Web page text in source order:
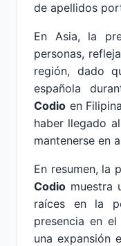
de apellidos
En Asia, la
personas,
región, dado
española
Codio en
haber llegado
mantenerse en
En resumen, la
Codio muestra
raíces en la
presencia en
una expansión